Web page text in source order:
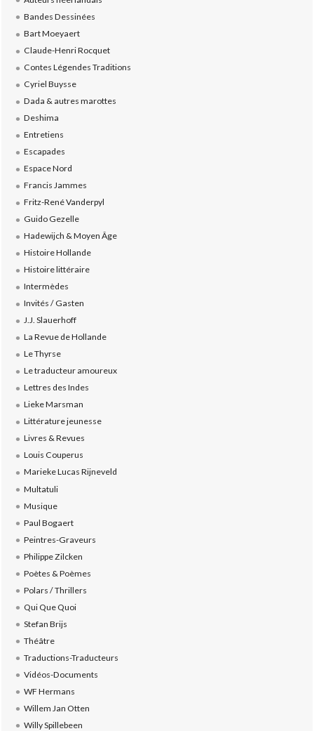
Bandes Dessinées
Bart Moeyaert
Claude-Henri Rocquet
Contes Légendes Traditions
Cyriel Buysse
Dada & autres marottes
Deshima
Entretiens
Escapades
Espace Nord
Francis Jammes
Fritz-René Vanderpyl
Guido Gezelle
Hadewijch & Moyen Âge
Histoire Hollande
Histoire littéraire
Intermèdes
Invités / Gasten
J.J. Slauerhoff
La Revue de Hollande
Le Thyrse
Le traducteur amoureux
Lettres des Indes
Lieke Marsman
Littérature jeunesse
Livres & Revues
Louis Couperus
Marieke Lucas Rijneveld
Multatuli
Musique
Paul Bogaert
Peintres-Graveurs
Philippe Zilcken
Poètes & Poèmes
Polars / Thrillers
Qui Que Quoi
Stefan Brijs
Théâtre
Traductions-Traducteurs
Vidéos-Documents
WF Hermans
Willem Jan Otten
Willy Spillebeen